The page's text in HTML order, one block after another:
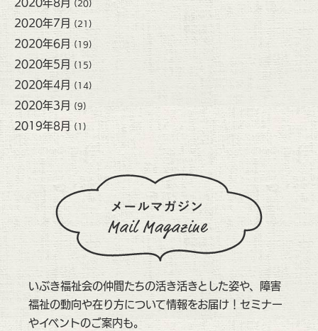
2020年8月 (20)
2020年7月 (21)
2020年6月 (19)
2020年5月 (15)
2020年4月 (14)
2020年3月 (9)
2019年8月 (1)
いぶき福祉会の仲間たちの活き活きとした姿や、障害
福祉の動向や在り方について情報をお届け！セミナー
やイベントのご案内も。